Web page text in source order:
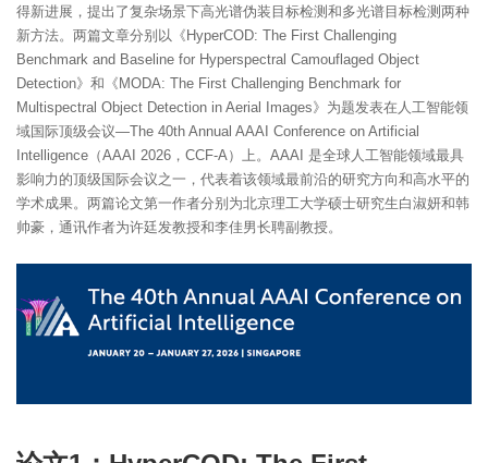
得新进展，提出了复杂场景下高光谱伪装目标检测和多光谱目标检测两种
新方法。两篇文章分别以《HyperCOD: The First Challenging
Benchmark and Baseline for Hyperspectral Camouflaged Object
Detection》和《MODA: The First Challenging Benchmark for
Multispectral Object Detection in Aerial Images》为题发表在人工智能领
域国际顶级会议—The 40th Annual AAAI Conference on Artificial
Intelligence（AAAI 2026，CCF-A）上。AAAI 是全球人工智能领域最具
影响力的顶级国际会议之一，代表着该领域最前沿的研究方向和高水平的
学术成果。两篇论文第一作者分别为北京理工大学硕士研究生白淑妍和韩
帅豪，通讯作者为许廷发教授和李佳男长聘副教授。